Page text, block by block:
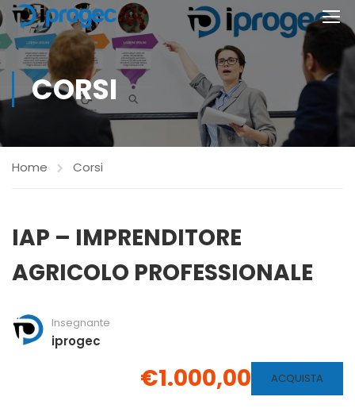
CORSI
Home Corsi
IAP – IMPRENDITORE
AGRICOLO PROFESSIONALE
Insegnante
iprogec
€1.000,00 ACQUISTA